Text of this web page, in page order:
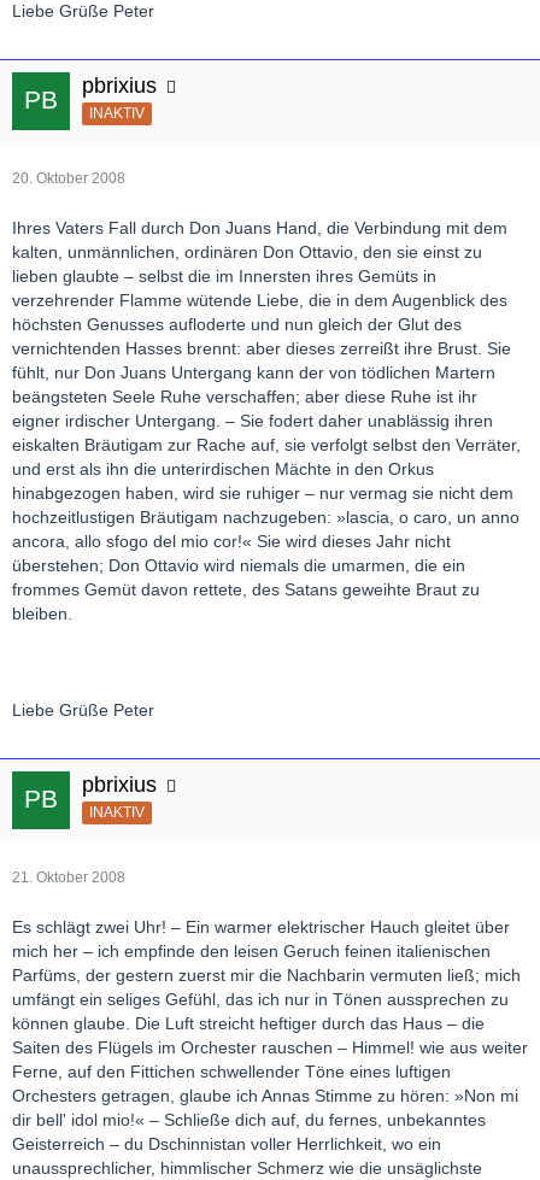
Liebe Grüße Peter
pbrixius
INAKTIV
20. Oktober 2008
Ihres Vaters Fall durch Don Juans Hand, die Verbindung mit dem
kalten, unmännlichen, ordinären Don Ottavio, den sie einst zu
lieben glaubte – selbst die im Innersten ihres Gemüts in
verzehrender Flamme wütende Liebe, die in dem Augenblick des
höchsten Genusses aufloderte und nun gleich der Glut des
vernichtenden Hasses brennt: aber dieses zerreißt ihre Brust. Sie
fühlt, nur Don Juans Untergang kann der von tödlichen Martern
beängsteten Seele Ruhe verschaffen; aber diese Ruhe ist ihr
eigner irdischer Untergang. – Sie fodert daher unablässig ihren
eiskalten Bräutigam zur Rache auf, sie verfolgt selbst den Verräter,
und erst als ihn die unterirdischen Mächte in den Orkus
hinabgezogen haben, wird sie ruhiger – nur vermag sie nicht dem
hochzeitlustigen Bräutigam nachzugeben: »lascia, o caro, un anno
ancora, allo sfogo del mio cor!« Sie wird dieses Jahr nicht
überstehen; Don Ottavio wird niemals die umarmen, die ein
frommes Gemüt davon rettete, des Satans geweihte Braut zu
bleiben.
Liebe Grüße Peter
pbrixius
INAKTIV
21. Oktober 2008
Es schlägt zwei Uhr! – Ein warmer elektrischer Hauch gleitet über
mich her – ich empfinde den leisen Geruch feinen italienischen
Parfüms, der gestern zuerst mir die Nachbarin vermuten ließ; mich
umfängt ein seliges Gefühl, das ich nur in Tönen aussprechen zu
können glaube. Die Luft streicht heftiger durch das Haus – die
Saiten des Flügels im Orchester rauschen – Himmel! wie aus weiter
Ferne, auf den Fittichen schwellender Töne eines luftigen
Orchesters getragen, glaube ich Annas Stimme zu hören: »Non mi
dir bell' idol mio!« – Schließe dich auf, du fernes, unbekanntes
Geisterreich – du Dschinnistan voller Herrlichkeit, wo ein
unaussprechlicher, himmlischer Schmerz wie die unsäglichste